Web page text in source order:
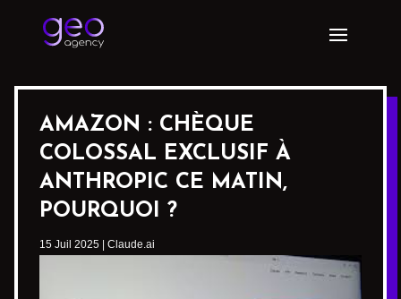
AMAZON : CHÈQUE
COLOSSAL EXCLUSIF À
ANTHROPIC CE MATIN,
POURQUOI ?
15 Juil 2025 Claude.ai